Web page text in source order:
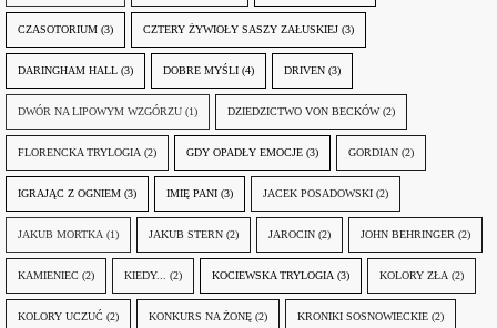
CZASOTORIUM (3) CZTERY ŻYWIOŁY SASZY ZAŁUSKIEJ (3)
DARINGHAM HALL (3) DOBRE MYŚLI (4) DRIVEN (3)
DWÓR NA LIPOWYM WZGÓRZU (1) DZIEDZICTWO VON BECKÓW (2)
FLORENCKA TRYLOGIA (2) GDY OPADŁY EMOCJE (3) GORDIAN (2)
IGRAJĄC Z OGNIEM (3) IMIĘ PANI (3) JACEK POSADOWSKI (2)
JAKUB MORTKA (1) JAKUB STERN (2) JAROCIN (2) JOHN BEHRINGER (2)
KAMIENIEC (2) KIEDY... (2) KOCIEWSKA TRYLOGIA (3) KOLORY ZŁA (2)
KOLORY UCZUĆ (2) KONKURS NA ŻONĘ (2) KRONIKI SOSNOWIECKIE (2)